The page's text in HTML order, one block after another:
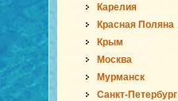
Карелия
Красная Поляна
Крым
Москва
Мурманск
Санкт-Петербург